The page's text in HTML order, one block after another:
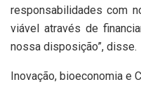
responsabilidades com
viável através de
nossa disposição”, disse.
Inovação, bioeconomia e